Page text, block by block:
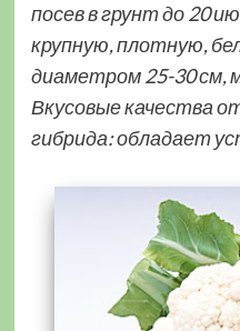
посев в грунт до 20
крупную, плотную,
диаметром 25-30 см,
Вкусовые качества
гибрида: обладает